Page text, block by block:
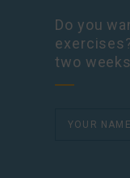
Do you
two